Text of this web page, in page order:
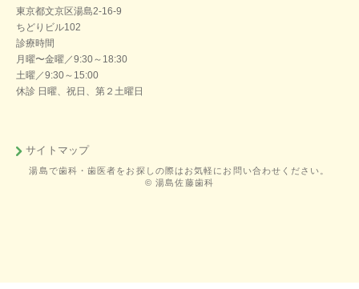
東京都文京区湯島2-16-9
ちどりビル102
診療時間
月曜〜金曜／9:30～18:30
土曜／9:30～15:00
休診 日曜、祝日、第２土曜日
サイトマップ
湯島で歯科・歯医者をお探しの際はお気軽にお問い合わせください。
© 湯島佐藤歯科